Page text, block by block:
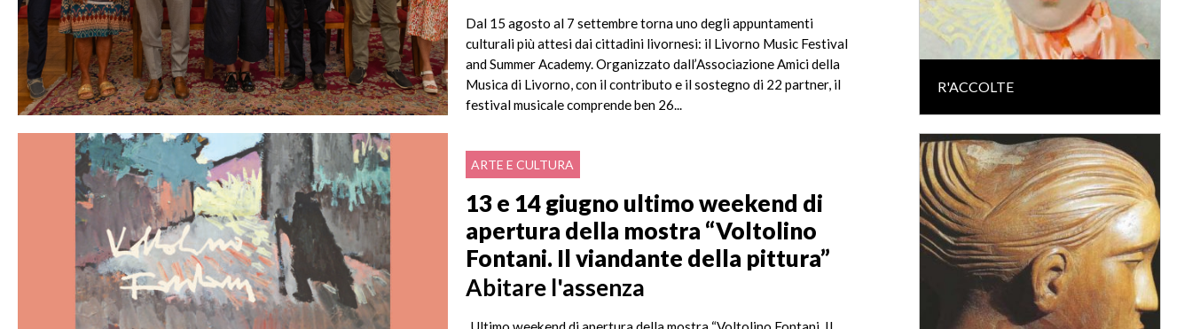
Dal 15 agosto al 7 settembre torna uno degli appuntamenti
culturali più attesi dai cittadini livornesi: il Livorno Music Festival
and Summer Academy. Organizzato dall’Associazione Amici della
Musica di Livorno, con il contributo e il sostegno di 22 partner, il
festival musicale comprende ben 26...
ARTE E CULTURA
13 e 14 giugno ultimo weekend di
apertura della mostra “Voltolino
Fontani. Il viandante della pittura”
Abitare l'assenza
R'ACCOLTE